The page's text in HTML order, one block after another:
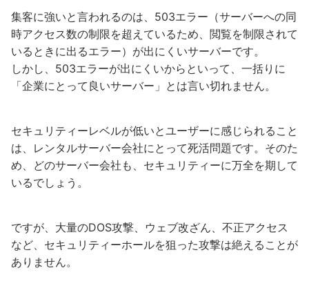
集客に強いと言われるのは、503エラー（サーバーへの同
時アクセス数の制限を超えているため、閲覧を制限されて
いるときに出るエラー）が出にくいサーバーです。
しかし、503エラーが出にくいからといって、一括りに
「企業にとって良いサーバー」とは言い切れません。
セキュリティーレベルが低いとユーザーに感じられること
は、レンタルサーバー会社にとって死活問題です。そのた
め、どのサーバー会社も、セキュリティーに万全を期して
いるでしょう。
ですが、大量のDOS攻撃、ウェブ改ざん、不正アクセス
など、セキュリティーホールを狙った攻撃は絶えることが
ありません。